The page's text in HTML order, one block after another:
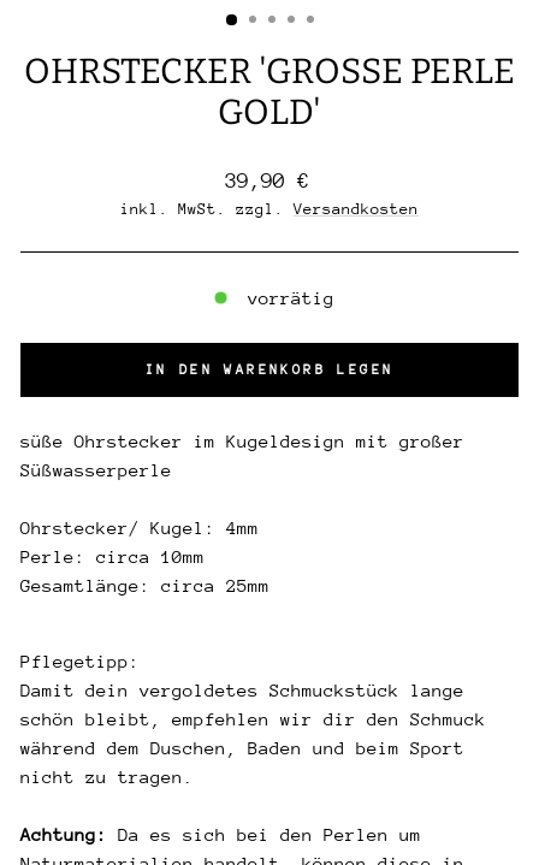
OHRSTECKER 'GROSSE PERLE G
OLD'
Normaler
Preis
39,90 €
inkl. MwSt. zzgl.Versandkosten
vorrätig
IN DEN WARENKORB LEGEN
süße Ohrstecker im Kugeldesign mit großer
Süßwasserperle
Ohrstecker/ Kugel: 4mm
Perle: circa 10mm
Gesamtlänge: circa 25mm
Pflegetipp:
Damit dein vergoldetes Schmuckstück lange
schön bleibt, empfehlen wir dir den Schmuck
während dem Duschen, Baden und beim Sport
nicht zu tragen.
Achtung:
Da es sich bei den Perlen um